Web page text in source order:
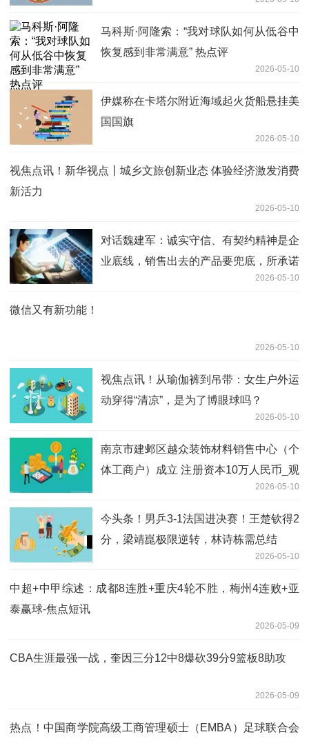
马科斯·阿隆索：“我对球队如何从低谷中
恢复感到非常满意” 热点评
2026-05-10
伊媒称在卡塔尔附近海域起火货船悬挂美
国国旗
2026-05-10
视焦点讯！新华视点丨城乡文旅创新业态 体验经济激发消费
新活力
2026-05-10
对话魏建军：诚实守信、有契约精神是企
业底线，销售出去的产品要兜底，所承诺
2026-05-10
微信又有新功能！
2026-05-10
视焦点讯！从瑜伽裤到吊带：女生户外运
动穿得“清凉”，是为了博眼球吗？
2026-05-10
南京市建邺区越众装饰材料销售中心（个
体工商户）成立 注册资本10万人民币_观
2026-05-10
今头条！男乒3-1法国进决赛！王楚钦得2
分，梁靖崑极限逆转，林诗栋需总结
2026-05-10
中超+中甲综述：成都8连胜+重庆4轮不胜，梅州4连败+亚
泰赢球-焦点短讯
2026-05-09
CBA生涯最强一战，奎因三分12中8爆砍39分9篮板8助攻
2026-05-09
热点！中国商学院高级工商管理硕士（EMBA）足球联合会